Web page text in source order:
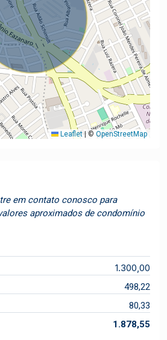
Leaflet |© OpenStreetMap
em contato conosco para
aproximados de condomínio
1.300,00
498,22
80,33
1.878,55